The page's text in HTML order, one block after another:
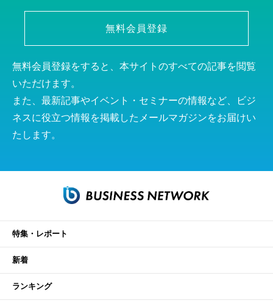
無料会員登録
無料会員登録をすると、本サイトのすべての記事を閲覧
いただけます。
また、最新記事やイベント・セミナーの情報など、ビジ
ネスに役立つ情報を掲載したメールマガジンをお届けい
たします。
特集・レポート
新着
ランキング